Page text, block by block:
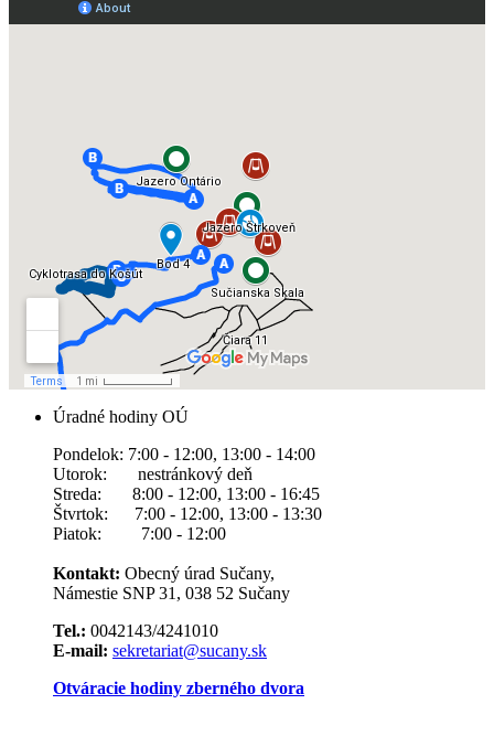
Úradné hodiny OÚ
Pondelok: 7:00 - 12:00, 13:00 - 14:00
Utorok: nestránkový deň
Streda: 8:00 - 12:00, 13:00 - 16:45
Štvrtok: 7:00 - 12:00, 13:00 - 13:30
Piatok: 7:00 - 12:00
Kontakt: Obecný úrad Sučany,
Námestie SNP 31, 038 52 Sučany
Tel.: 0042143/4241010
E-mail: sekretariat@sucany.sk
Otváracie hodiny zberného dvora